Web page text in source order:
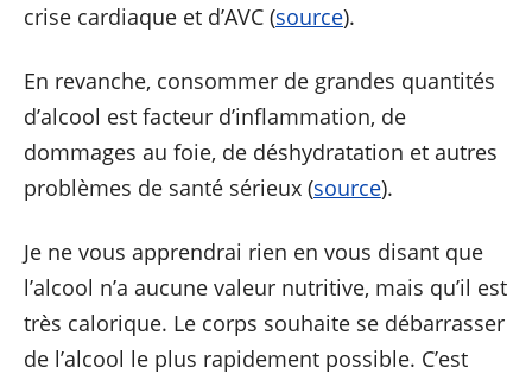
crise cardiaque et d’AVC (source).
En revanche, consommer de grandes quantités
d’alcool est facteur d’inflammation, de
dommages au foie, de déshydratation et autres
problèmes de santé sérieux (source).
Je ne vous apprendrai rien en vous disant que
l’alcool n’a aucune valeur nutritive, mais qu’il est
très calorique. Le corps souhaite se débarrasser
de l’alcool le plus rapidement possible. C’est